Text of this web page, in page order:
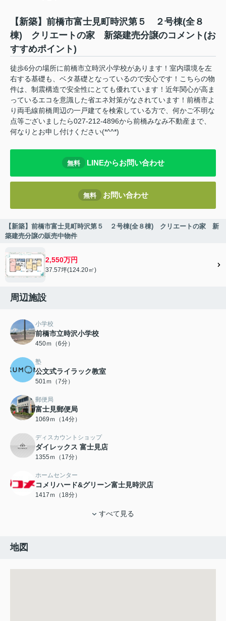
【新築】前橋市富士見町時沢第５ ２号棟(全８
棟) クリエートの家 新築建売分譲のコメント(お
すすめポイント)
徒歩6分の場所に前橋市立時沢小学校があります！室内環境を左
右する基礎も、ベタ基礎となっているので安心です！こちらの物
件は、制震構造で安全性にとても優れています！近年関心が高ま
っているエコを意識した省エネ対策がなされています！前橋市よ
り両毛線前橋周辺の一戸建てを検索している方で、何かご不明な
点等ございましたら027-212-4896から前橋みなみ不動産まで、
何なりとお申し付けください(*^^*)
無料 LINEからお問い合わせ
無料 お問い合わせ
【新築】前橋市富士見町時沢第５ ２号棟(全８棟) クリエートの家 新
築建売分譲の販売中物件
2,550万円
37.57坪(124.20㎡)
周辺施設
小学校
前橋市立時沢小学校
450ｍ（6分）
塾
公文式ライラック教室
501ｍ（7分）
郵便局
富士見郵便局
1069ｍ（14分）
ディスカウントショップ
ダイレックス 富士見店
1355ｍ（17分）
ホームセンター
コメリハード&グリーン富士見時沢店
1417ｍ（18分）
すべて見る
地図